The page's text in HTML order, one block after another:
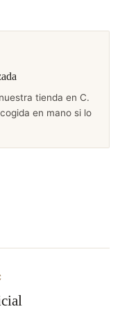
tienda en C.
en mano si lo